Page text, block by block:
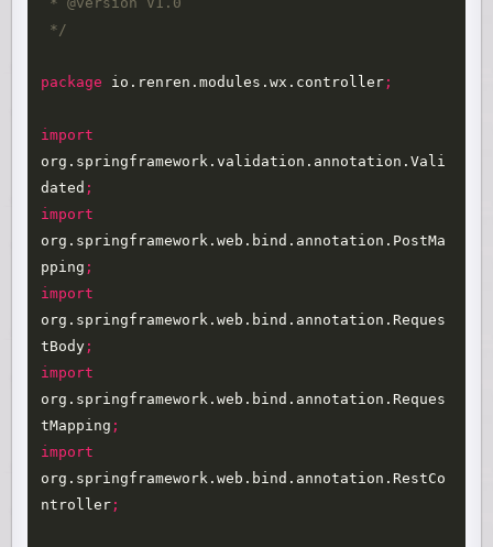
*/
package io.renren.modules.wx.controller ;
import
org.springframework.validation.annotation.Vali
dated ;
import
org.springframework.web.bind.annotation.PostMa
pping ;
import
org.springframework.web.bind.annotation.Reques
tBody ;
import
org.springframework.web.bind.annotation.Reques
tMapping ;
import
org.springframework.web.bind.annotation.RestCo
ntroller ;